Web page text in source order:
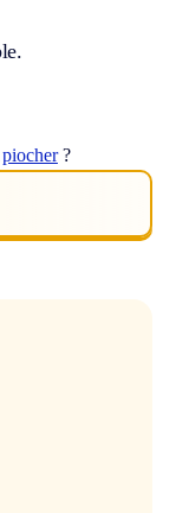
piocher?